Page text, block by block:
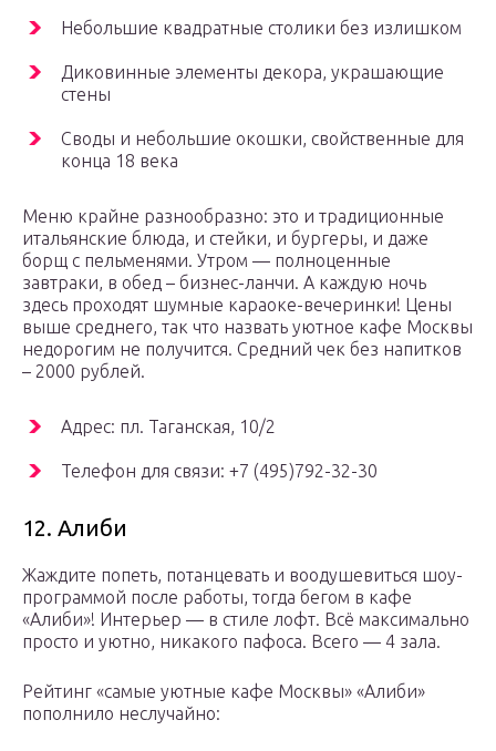
Небольшие квадратные столики без излишком
Диковинные элементы декора, украшающие
стены
Своды и небольшие окошки, свойственные для
конца 18 века
Меню крайне разнообразно: это и традиционные
итальянские блюда, и стейки, и бургеры, и даже
борщ с пельменями. Утром — полноценные
завтраки, в обед – бизнес-ланчи. А каждую ночь
здесь проходят шумные караоке-вечеринки! Цены
выше среднего, так что назвать уютное кафе Москвы
недорогим не получится. Средний чек без напитков
– 2000 рублей.
Адрес: пл. Таганская, 10/2
Телефон для связи: +7 (495)792-32-30
12. Алиби
Жаждите попеть, потанцевать и воодушевиться шоу-
программой после работы, тогда бегом в кафе
«Алиби»! Интерьер — в стиле лофт. Всё максимально
просто и уютно, никакого пафоса. Всего — 4 зала.
Рейтинг «самые уютные кафе Москвы» «Алиби»
пополнило неслучайно: